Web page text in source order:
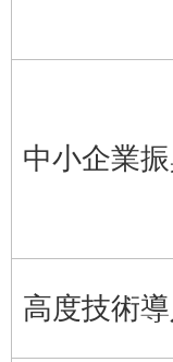
中小企業
高度技術